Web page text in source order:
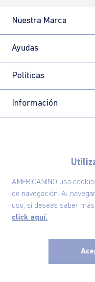
AMERICANINO usa
de navegación. Al
uso, si deseas saber
click aquí.
Nuestra Marca
Ayudas
Políticas
Información
Comodin S.A.S | NIT: 800.069.933-6